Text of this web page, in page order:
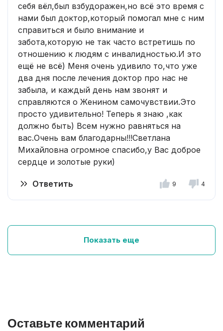
себя вёл,был взбудоражен,но всё это время с
нами был доктор,который помогал мне с ним
справиться и было внимание и
забота,которую не так часто встретишь по
отношению к людям с инвалидностью.И это
ещё не всё) Меня очень удивило то,что уже
два дня после лечения доктор про нас не
забыла, и каждый день нам звонят и
справляются о Женином самочувствии.Это
просто удивительно! Теперь я знаю ,как
должно быть) Всем нужно равняться на
вас.Очень вам благодарны!!!Светлана
Михайловна огромное спасибо,у Вас доброе
сердце и золотые руки)
Ответить 9 4
Показать еще
Оставьте комментарий